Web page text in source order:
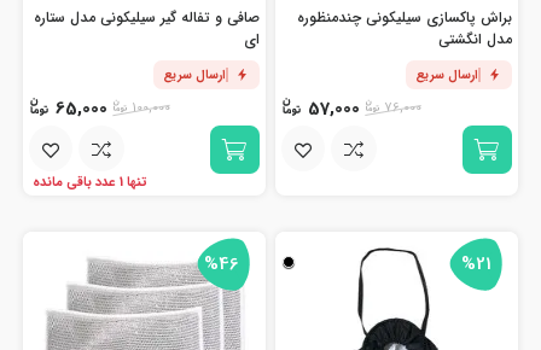
براش پاکسازی سیلیکونی چندمنظوره
مدل انگشتی
ارسال سریع
76,000
57,000
صافی و تفاله گیر سیلیکونی مدل ستاره
ای
ارسال سریع
100,000
65,000
تنها 1 عدد باقی مانده
%21
%46